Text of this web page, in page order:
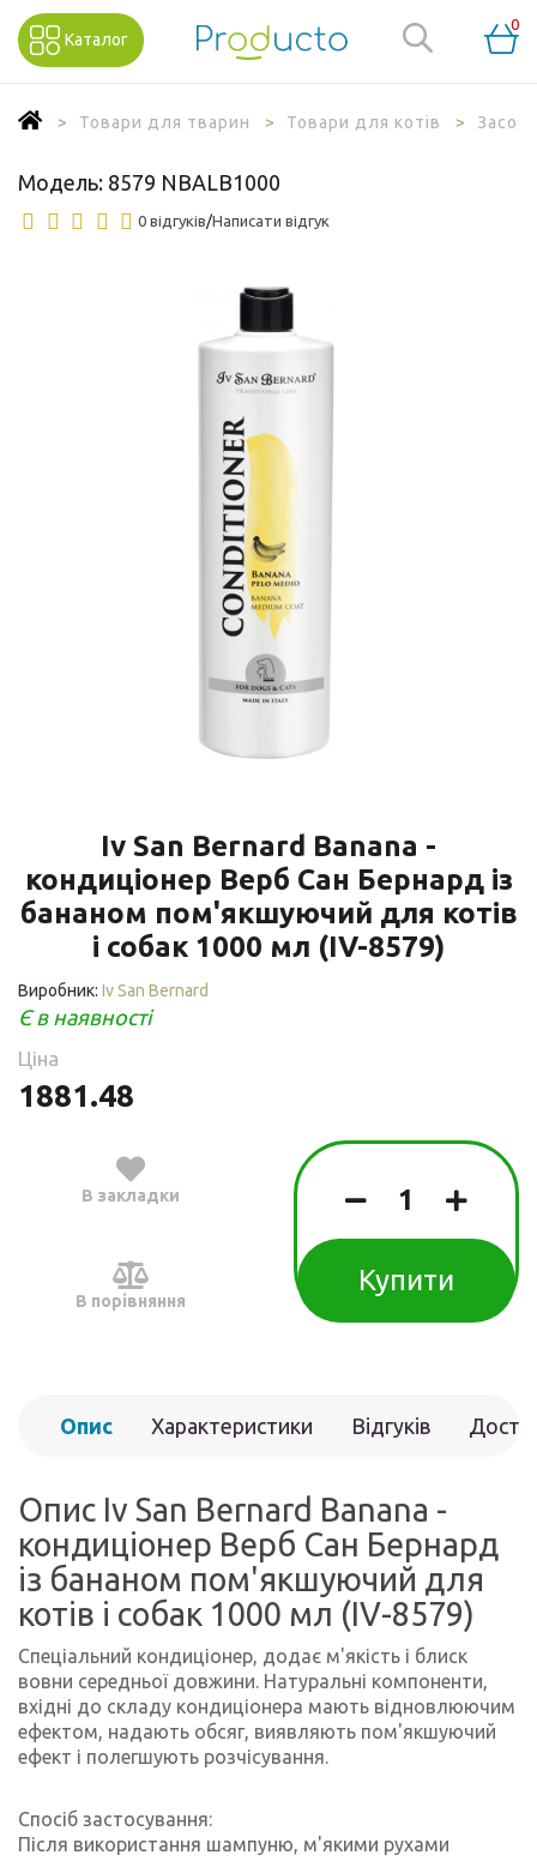
Каталог
0
Товари для тварин Товари для котів
Модель: 8579 NBALB1000
0 відгуків/Написати відгук
Iv San Bernard Banana -
кондиціонер Верб Сан Бернард із
бананом пом'якшуючий для котів
і собак 1000 мл (IV-8579)
Виробник: Iv San Bernard
Є в наявності
Ціна
1881.48
В закладки
В порівняння
Купити
Опис Характеристики Відгуків
Опис Iv San Bernard Banana -
кондиціонер Верб Сан Бернард
із бананом пом'якшуючий для
котів і собак 1000 мл (IV-8579)
Спеціальний кондиціонер, додає м'якість і блиск
вовни середньої довжини. Натуральні компоненти,
вхідні до складу кондиціонера мають відновлюючим
ефектом, надають обсяг, виявляють пом'якшуючий
ефект і полегшують розчісування.
Спосіб застосування:
Після використання шампуню, м'якими рухами